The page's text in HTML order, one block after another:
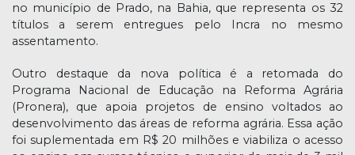
no município de Prado, na Bahia, que representa os 32
títulos a serem entregues pelo Incra no mesmo
assentamento.
Outro destaque da nova política é a retomada do
Programa Nacional de Educação na Reforma Agrária
(Pronera), que apoia projetos de ensino voltados ao
desenvolvimento das áreas de reforma agrária. Essa ação
foi suplementada em R$ 20 milhões e viabiliza o acesso